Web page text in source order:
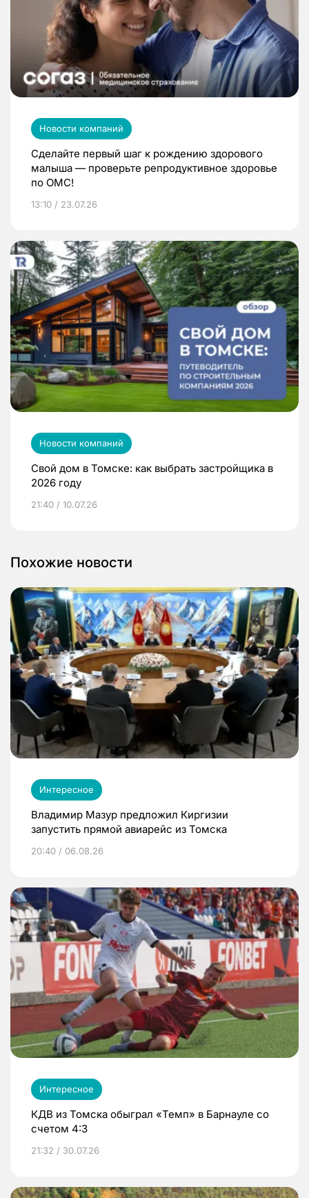
Новости компаний
Сделайте первый шаг к рождению здорового
малыша — проверьте репродуктивное здоровье
по ОМС!
13:10 / 23.07.26
Новости компаний
Свой дом в Томске: как выбрать застройщика в
2026 году
21:40 / 10.07.26
Похожие новости
Интересное
Владимир Мазур предложил Киргизии
запустить прямой авиарейс из Томска
20:40 / 06.08.26
Интересное
КДВ из Томска обыграл «Темп» в Барнауле со
счетом 4:3
21:32 / 30.07.26